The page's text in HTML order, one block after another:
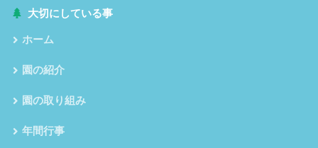
大切にしている事
ホーム
園の紹介
園の取り組み
年間行事